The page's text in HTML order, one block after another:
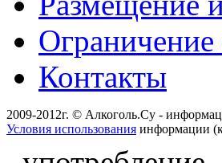
Ограничение
Контакты
2009-2012г. © Алкоголь.Су -
Условия использования информации